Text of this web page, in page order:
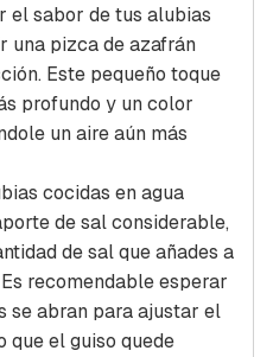
el sabor de tus alubias
una pizca de azafrán
Este pequeño toque
profundo y un color
un aire aún más
cocidas en agua
de sal considerable,
de sal que añades a
recomendable esperar
se abran para ajustar el
que el guiso quede